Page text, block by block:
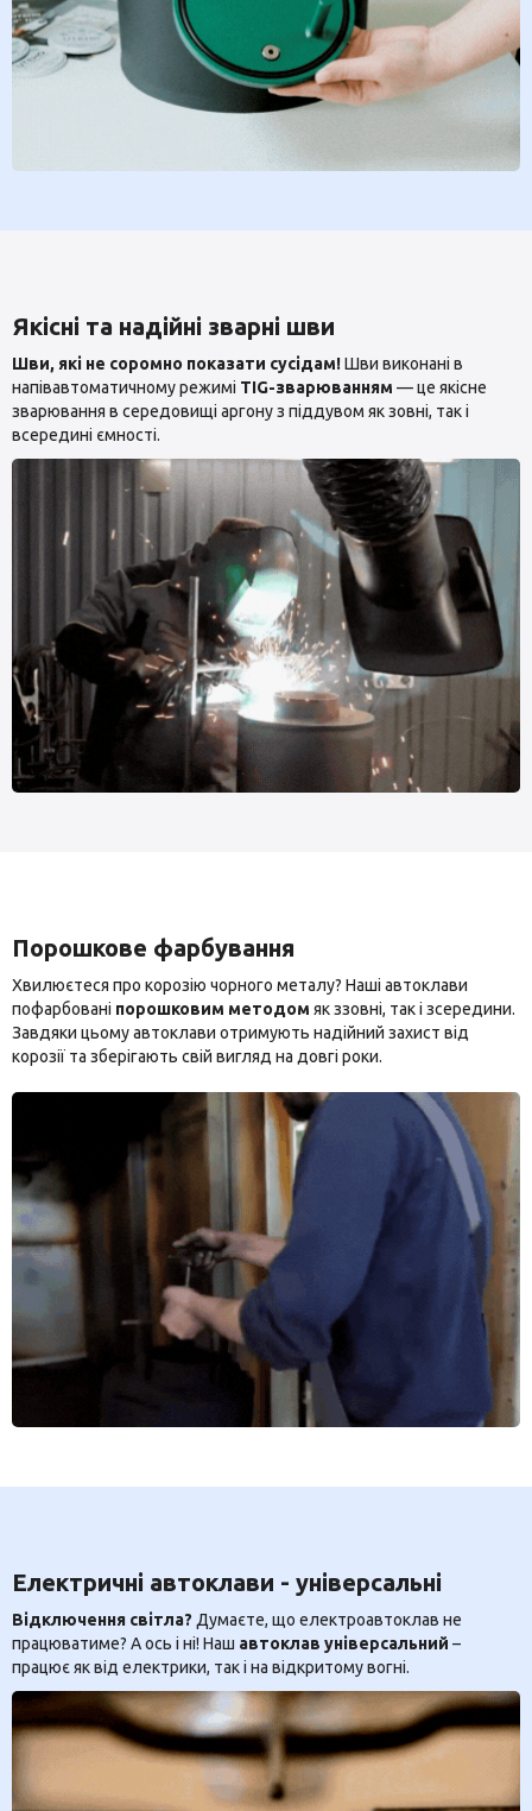
Якісні та надійні зварні шви
Шви, які не соромно показати сусідам!Шви виконані в
напівавтоматичному режимі TIG-зварюванням — це якісне
зварювання в середовищі аргону з піддувом як зовні, так і
всередині ємності.
Порошкове фарбування
Хвилюєтеся про корозію чорного металу? Наші автоклави
пофарбовані порошковим методом як ззовні, так і зсередини.
Завдяки цьому автоклави отримують надійний захист від
корозії та зберігають свій вигляд на довгі роки.
Електричні автоклави - універсальні
Відключення світла? Думаєте, що електроавтоклав не
працюватиме? А ось і ні! Наш автоклав універсальний –
працює як від електрики, так і на відкритому вогні.